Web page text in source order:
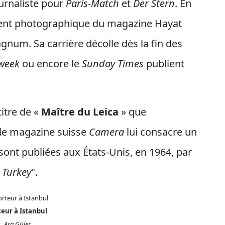
pour Paris-Match et Der Stern. En
photographique du magazine Hayat
Sa carrière décolle dès la fin des
ou encore leSunday Times publient
de « Maître du Leica » que
magazine suisse Camera lui consacre un
publiées aux États-Unis, en 1964, par
".
à Istanbul